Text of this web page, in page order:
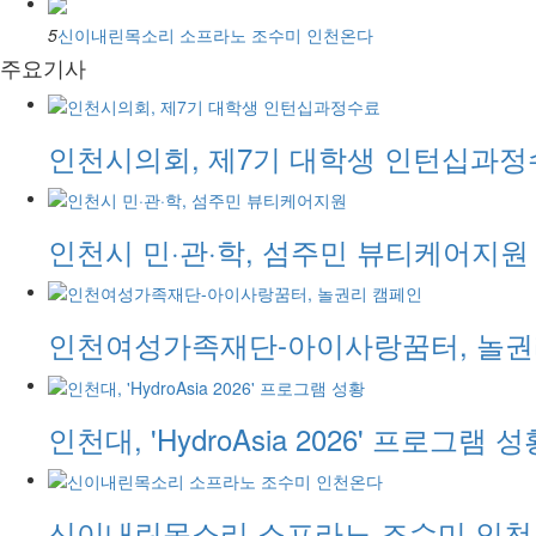
5신이내린목소리 소프라노 조수미 인천온다
주요기사
인천시의회, 제7기 대학생 인턴십과정
인천시 민·관·학, 섬주민 뷰티케어지원
인천여성가족재단-아이사랑꿈터, 놀
인천대, 'HydroAsia 2026' 프로그램 성